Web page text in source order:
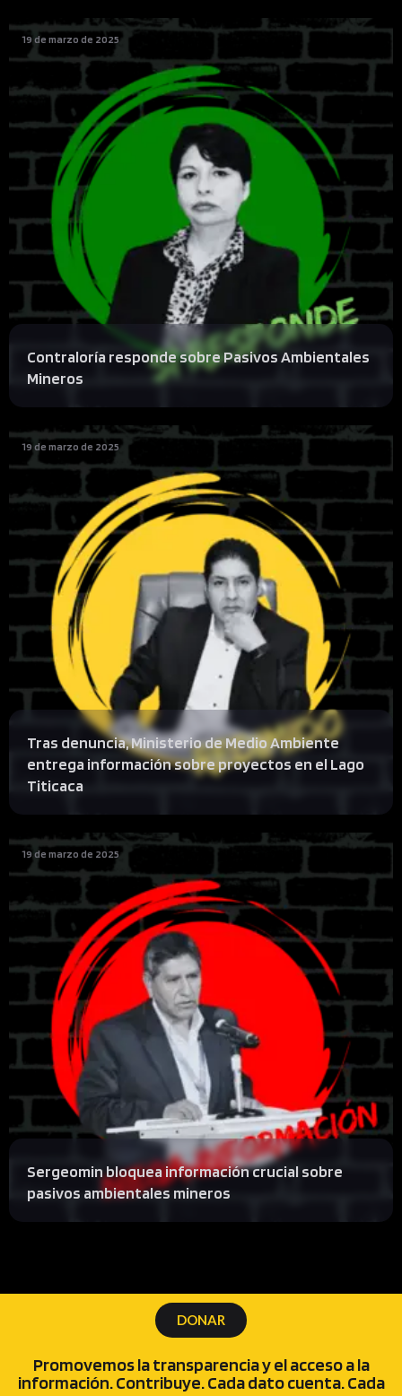
19 de marzo de 2025
Contraloría responde sobre Pasivos Ambientales
Mineros
19 de marzo de 2025
Tras denuncia, Ministerio de Medio Ambiente
entrega información sobre proyectos en el Lago
Titicaca
19 de marzo de 2025
Sergeomin bloquea información crucial sobre
pasivos ambientales mineros
Promovemos la transparencia y el acceso a la
información. Contribuye. Cada dato cuenta. Cada
DONAR